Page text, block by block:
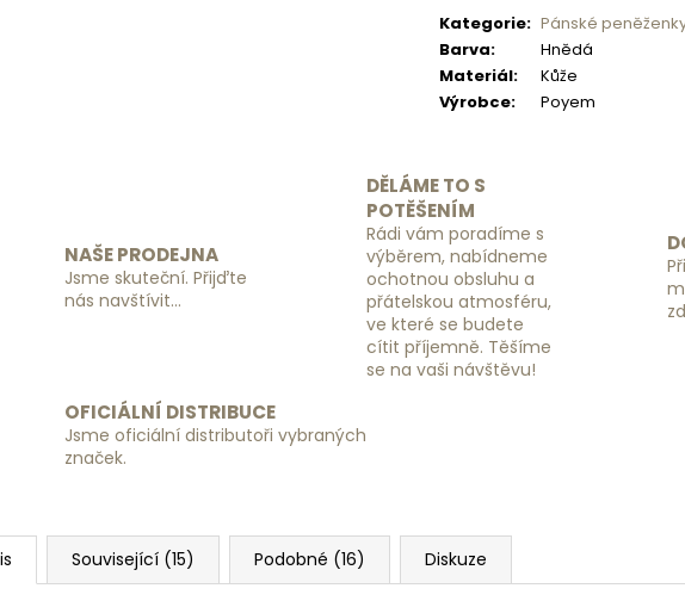
Kategorie: Pánské
Barva:
Hnědá
Materiál:
Kůže
Výrobce: Poyem
NAŠE PRODEJNA
Jsme skuteční. Přijďte
nás navštívit...
DĚLÁME TO S
POTĚŠENÍM
Rádi vám poradíme s
výběrem, nabídneme
ochotnou obsluhu a
přátelskou atmosféru,
ve které se budete
cítit příjemně. Těšíme
se na vaši návštěvu!
OFICIÁLNÍ DISTRIBUCE
Jsme oficiální distributoři vybraných
značek.
Související (15) Podobné (16) Diskuze